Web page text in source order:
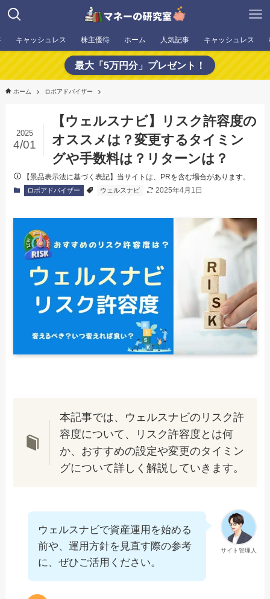
キャッシュレス 株主優待 ホーム 人気記事 キャッシュレス
最大「5万円分」プレゼント！
ホーム ロボアドバイザー
【ウェルスナビ】リスク許容度の
オススメは？変更するタイミン
グや手数料は？リターンは？
2025
4/01
【景品表示法に基づく表記】当サイトは、PRを含む場合があります。
ロボアドバイザー ウェルスナビ 2025年4月1日
本記事では、ウェルスナビのリスク許
容度について、リスク許容度とは何
か、おすすめの設定や変更のタイミン
グについて詳しく解説していきます。
サイト管理人
ウェルスナビで資産運用を始める
前や、運用方針を見直す際の参考
に、ぜひご活用ください。